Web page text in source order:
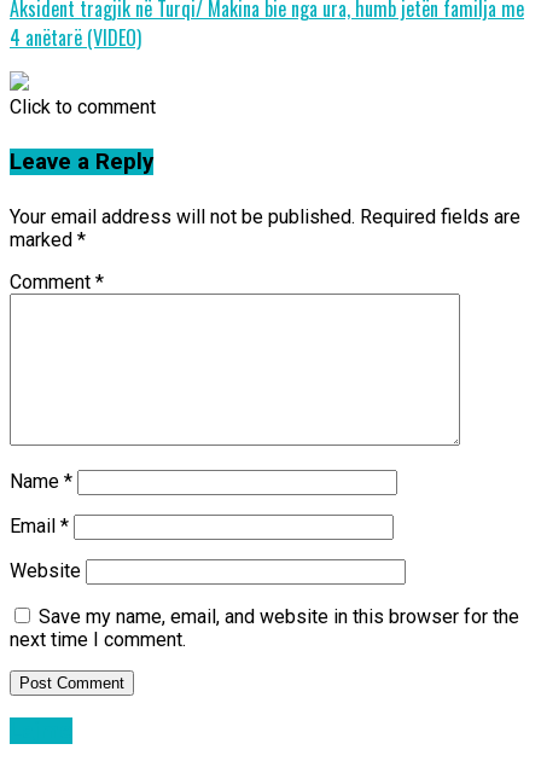
Aksident tragjik në Turqi/ Makina bie nga ura, humb jetën familja me
4 anëtarë (VIDEO)
Click to comment
Leave a Reply
Your email address will not be published. Required fields are
marked *
Comment *
Name *
Email *
Website
Save my name, email, and website in this browser for the
next time I comment.